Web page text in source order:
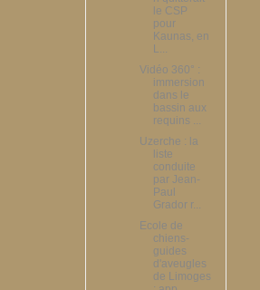
le CSP
pour
Kaunas, en
L...
Vidéo 360° :
immersion
dans le
bassin aux
requins ...
Uzerche : la
liste
conduite
par Jean-
Paul
Grador r...
Ecole de
chiens-
guides
d'aveugles
de Limoges